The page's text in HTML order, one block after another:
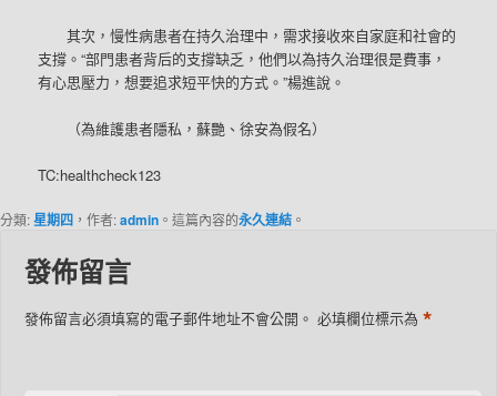
其次，慢性病患者在持久治理中，需求接收來自家庭和社會的
支撐。“部門患者背后的支撐缺乏，他們以為持久治理很是費事，
有心思壓力，想要追求短平快的方式。”楊進說。
（為維護患者隱私，蘇艷、徐安為假名）
TC:healthcheck123
分類:星期四 ，作者:admin 。這篇內容的永久連結 。
發佈留言
發佈留言必須填寫的電子郵件地址不會公開。 必填欄位標示為*